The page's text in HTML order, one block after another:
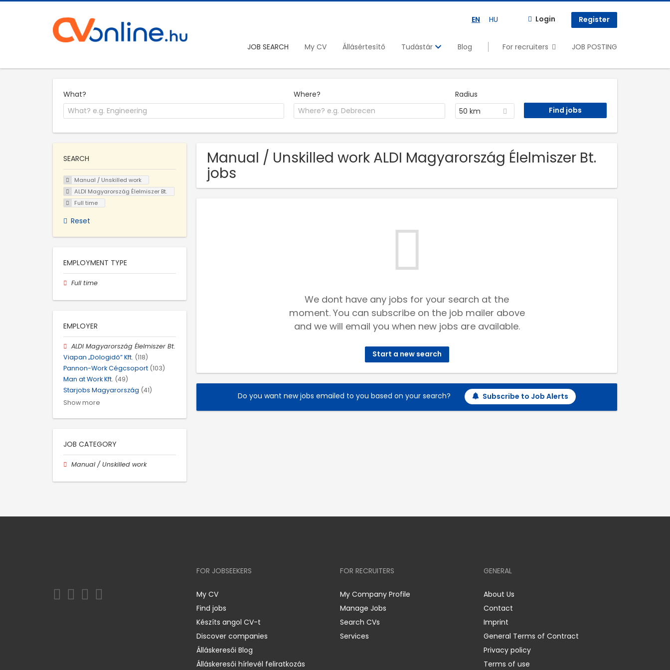
EN HU Login Register
JOB SEARCH My CV Állásértesítő Tudástár Blog For recruiters JOB POSTING
What? Where?
Radius
50 km
Manual / Unskilled work ALDI Magyarország Élelmiszer Bt.
jobs
We dont have any jobs for your search at the
moment. You can subscribe on the job mailer above
and we will email you when new jobs are available.
Start a new search
Do you want new jobs emailed to you based on your search? Subscribe to Job Alerts
SEARCH
Manual / Unskilled work
ALDI Magyarország Élelmiszer Bt.
Full time
Reset
EMPLOYMENT TYPE
Full time
EMPLOYER
ALDI Magyarország Élelmiszer Bt.
Viapan „Dologidő” Kft. (118)
Pannon-Work Cégcsoport (103)
Man at Work Kft. (49)
Starjobs Magyarország (41)
Show more
JOB CATEGORY
Manual / Unskilled work
FOR JOBSEEKERS
My CV
Find jobs
Készíts angol CV-t
Discover companies
Álláskeresői Blog
Álláskeresői hírlevél feliratkozás
FOR RECRUITERS
My Company Profile
Manage Jobs
Search CVs
Services
GENERAL
About Us
Contact
Imprint
General Terms of Contract
Privacy policy
Terms of use